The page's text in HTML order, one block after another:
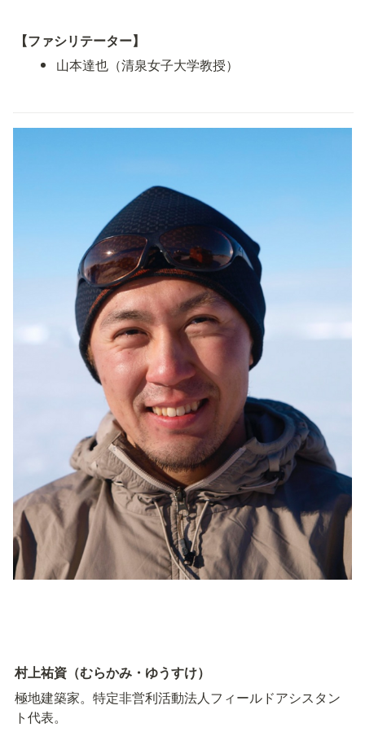
【ファシリテーター】
山本達也（清泉女子大学教授）
村上祐資（むらかみ・ゆうすけ）
極地建築家。特定非営利活動法人フィールドアシスタン
ト代表。